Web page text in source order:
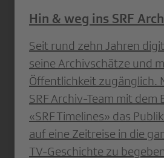
Hin & weg ins SRF
Seit rund zehn Jahren
seine Archivschätze und
Öffentlichkeit zugänglich.
SRF Archiv-Team mit dem
«SRF Timelines» das
auf eine Zeitreise in die
TV-Geschichte zu